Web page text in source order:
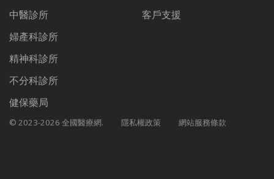
中醫診所
婦產科診所
精神科診所
不分科診所
健保藥局
客戶支援
© 2023-2026 全國醫療網. 隱私權政策 網站服務條款